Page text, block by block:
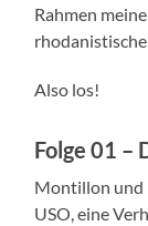
Rahmen
Also los!
Folge 01 –
Montillon und
USO, eine